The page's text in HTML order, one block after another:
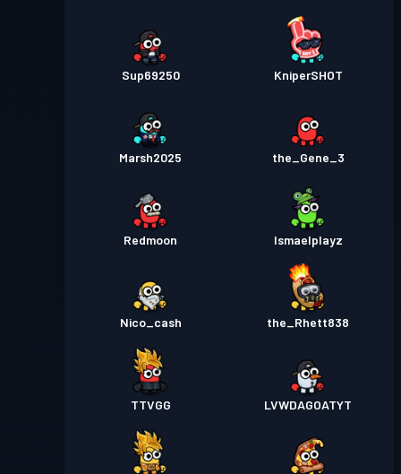
Sup69250 KniperSHOT
Marsh2025 the_Gene_3
Redmoon Ismaelplayz
Nico_cash the_Rhett838
TTVGG LVWDAGOATYT